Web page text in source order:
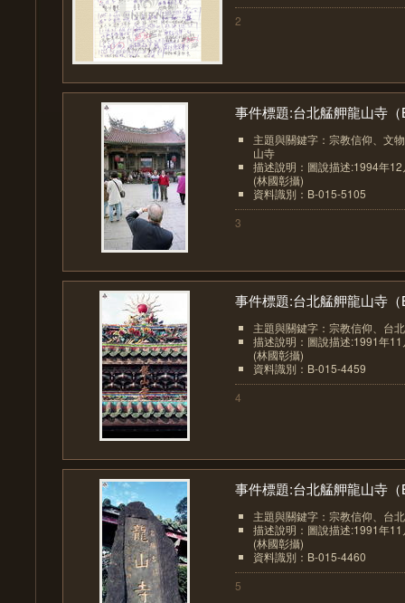
2
事件標題:台北艋舺龍山寺（
主題與關鍵字：宗教信仰、文
山寺
描述說明：圖說描述:1994年
(林國彰攝)
資料識別：B-015-5105
3
事件標題:台北艋舺龍山寺（
主題與關鍵字：宗教信仰、台
描述說明：圖說描述:1991年
(林國彰攝)
資料識別：B-015-4459
4
事件標題:台北艋舺龍山寺（
主題與關鍵字：宗教信仰、台
描述說明：圖說描述:1991年
(林國彰攝)
資料識別：B-015-4460
5